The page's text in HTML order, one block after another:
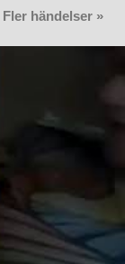
Fler händelser »